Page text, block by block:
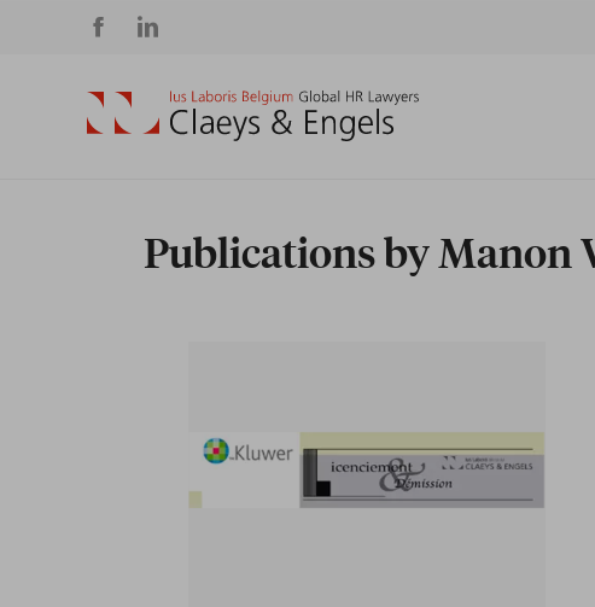
Social
media
Publications by Manon